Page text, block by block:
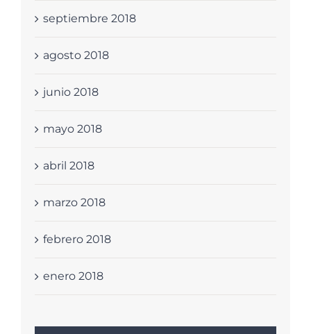
septiembre 2018
agosto 2018
junio 2018
mayo 2018
abril 2018
marzo 2018
febrero 2018
enero 2018